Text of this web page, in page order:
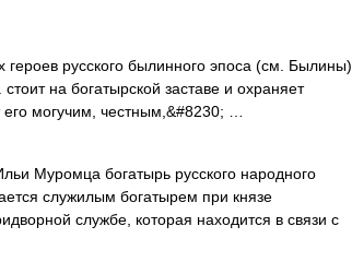
русского былинного эпоса (см. Былины).
на богатырской заставе и охраняет
могучим, честным,&#8230; …
Муромца богатырь русского народного
служилым богатырем при князе
службе, которая находится в связи с